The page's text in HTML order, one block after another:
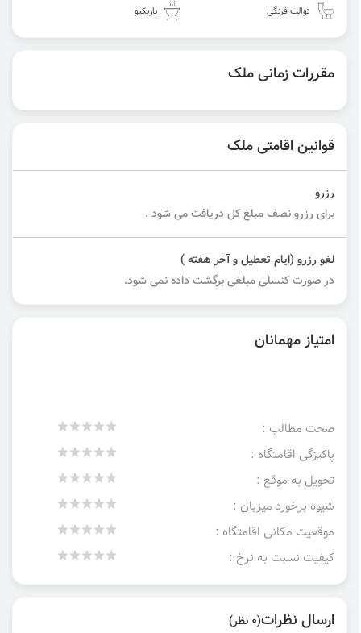
توالت فرنگی باربکیو
مقررات زمانی ملک
قوانین اقامتی ملک
رزرو
برای رزرو نصف مبلغ کل دریافت می شود .
لغو رزرو (ایام تعطیل و آخر هفته )
در صورت کنسلی مبلغی برگشت داده نمی شود.
امتیاز مهمانان
صحت مطالب :
پاکیزگی اقامتگاه :
تحویل به موقع :
شیوه برخورد میزبان :
موقعیت مکانی اقامتگاه :
کیفیت نسبت به نرخ :
ارسال نظرات(0 نظر)